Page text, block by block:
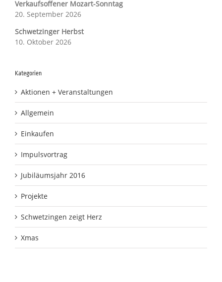
Verkaufsoffener Mozart-Sonntag
20. September 2026
Schwetzinger Herbst
10. Oktober 2026
Kategorien
Aktionen + Veranstaltungen
Allgemein
Einkaufen
Impulsvortrag
Jubiläumsjahr 2016
Projekte
Schwetzingen zeigt Herz
Xmas